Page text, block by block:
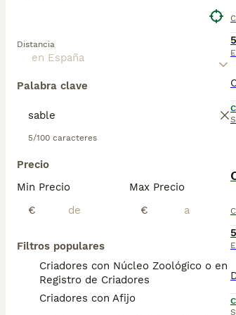
Distancia
Palabra clave
5/100 caracteres
Precio
Min Precio
€
Max Precio
€
Filtros populares
Criadores con Núcleo Zoológico o en el
Registro de Criadores
Criadores con Afijo